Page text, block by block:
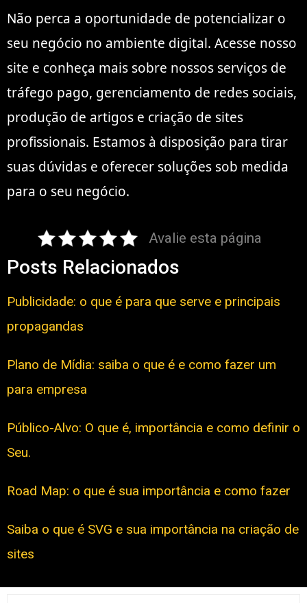
Não perca a oportunidade de potencializar o
seu negócio no ambiente digital. Acesse nosso
site e conheça mais sobre nossos serviços de
tráfego pago, gerenciamento de redes sociais,
produção de artigos e criação de sites
profissionais. Estamos à disposição para tirar
suas dúvidas e oferecer soluções sob medida
para o seu negócio.
Avalie esta página
Posts Relacionados
Publicidade: o que é para que serve e principais
propagandas
Plano de Mídia: saiba o que é e como fazer um
para empresa
Público-Alvo: O que é, importância e como definir o
Seu.
Road Map: o que é sua importância e como fazer
Saiba o que é SVG e sua importância na criação de
sites